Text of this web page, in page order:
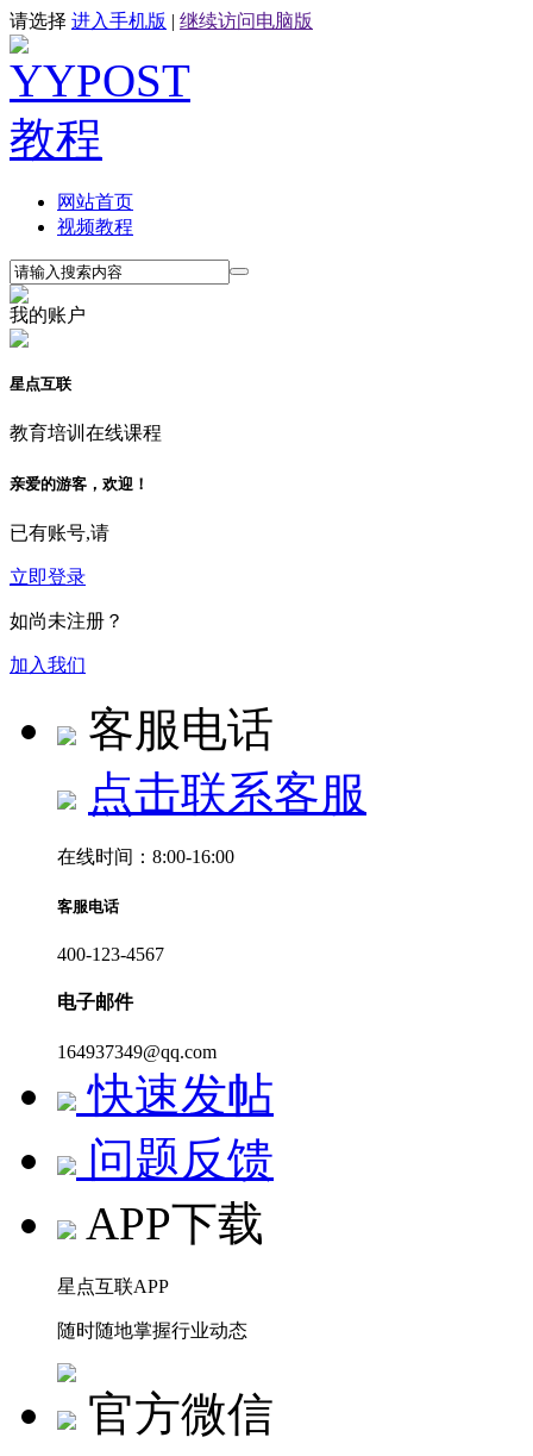
请选择 进入手机版 | 继续访问电脑版
网站首页
视频教程
我的账户
星点互联
教育培训在线课程
亲爱的游客，欢迎！
已有账号,请
立即登录
如尚未注册？
加入我们
客服电话
点击联系客服
在线时间：8:00-16:00
客服电话
400-123-4567
电子邮件
164937349@qq.com
快速发帖
问题反馈
APP下载
星点互联APP
随时随地掌握行业动态
官方微信